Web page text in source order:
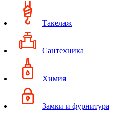
Такелаж
Сантехника
Химия
Замки и фурнитура